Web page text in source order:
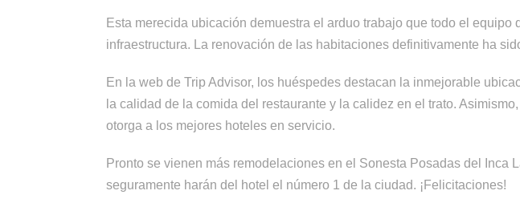
Esta merecida ubicación demuestra el arduo trabajo que todo el
infraestructura. La renovación de las habitaciones definitivamente ha
En la web de Trip Advisor, los huéspedes destacan la inmejorable
la calidad de la comida del restaurante y la calidez en el trato.
otorga a los mejores hoteles en servicio.
Pronto se vienen más remodelaciones en el Sonesta Posadas del Inca
seguramente harán del hotel el número 1 de la ciudad. ¡Felicitaciones!